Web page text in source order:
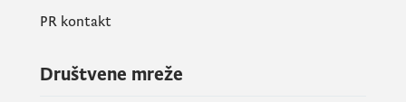
PR kontakt
Društvene mreže